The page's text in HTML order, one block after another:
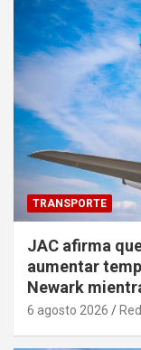
TRANSPORTE
JAC afirma
aumentar
Newark
6 agosto 2026